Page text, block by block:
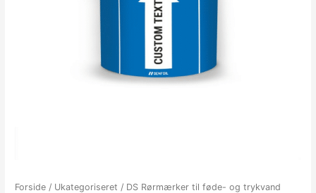
Forside / Ukategoriseret / DS Rørmærker til føde- og trykvand